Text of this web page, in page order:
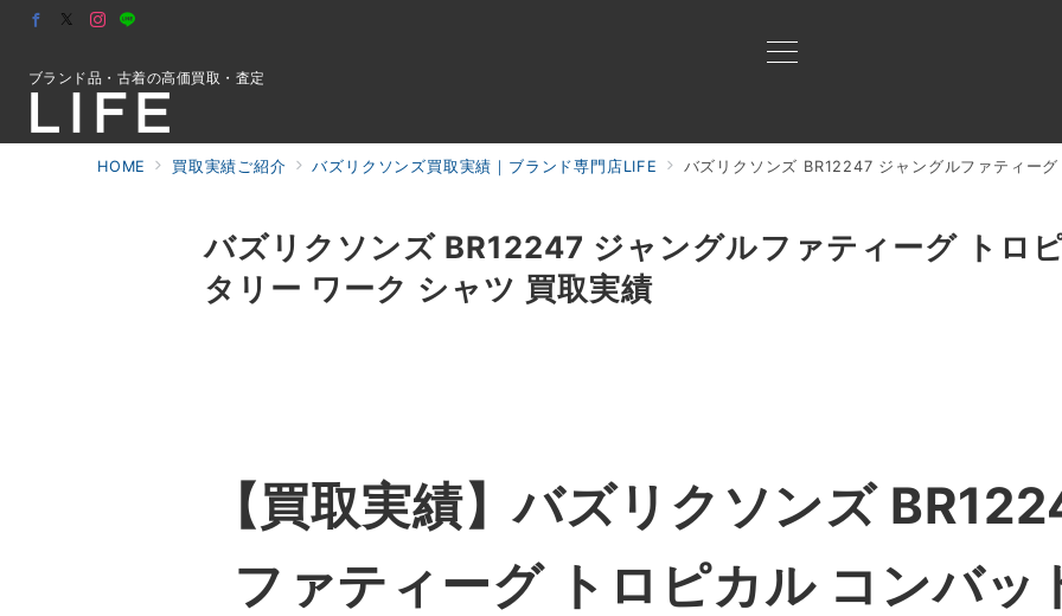
ブランド品・古着の高価買取・査定
HOME 買取実績ご紹介 バズリクソンズ買取実績｜ブランド専門店LIFE バズリクソンズ BR12247 ジャングルファティーグ
バズリクソンズ BR12247 ジャングルファティーグ トロ
タリー ワーク シャツ 買取実績
【買取実績】バズリクソンズ
ファティーグ トロピカル コンバッ